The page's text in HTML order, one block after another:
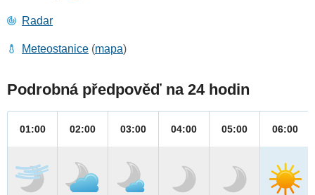
Radar
Meteostanice (mapa)
Podrobná předpověď na 24 hodin
01:00 02:00 03:00 04:00 05:00 06:00